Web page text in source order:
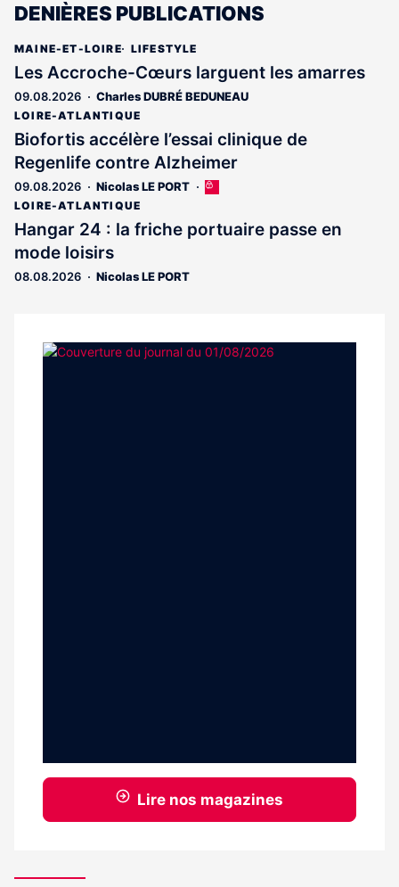
DENIÈRES PUBLICATIONS
MAINE-ET-LOIRE LIFESTYLE
Les Accroche-Cœurs larguent les amarres
09.08.2026 Charles DUBRÉ BEDUNEAU
LOIRE-ATLANTIQUE
Biofortis accélère l’essai clinique de
Regenlife contre Alzheimer
09.08.2026 Nicolas LE PORT
Cet
est
réservé
LOIRE-ATLANTIQUE
Hangar 24 : la friche portuaire passe en
mode loisirs
08.08.2026 Nicolas LE PORT
Notre
Lire nos magazines